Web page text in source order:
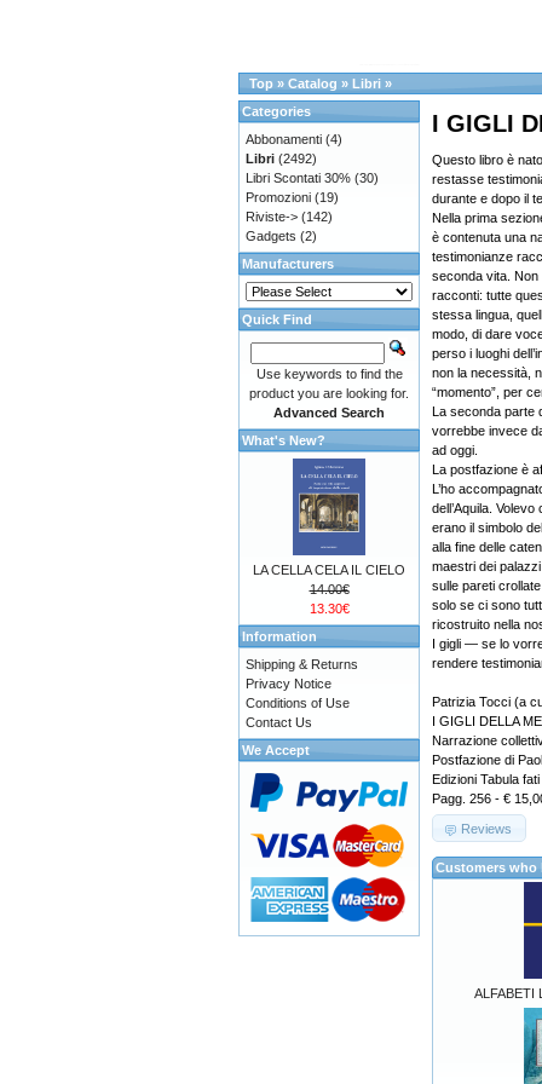
Top » Catalog » Libri »
I GIGLI
Questo libro è
restasse
durante e dopo il
Nella prima
è contenuta una
testimonianze
seconda vita. Non
racconti: tutte
stessa lingua,
modo, di dare
perso i luoghi
non la necessità,
“momento”, per
La seconda parte
vorrebbe invece
ad oggi.
La postfazione è
L’ho
dell’Aquila.
erano il simbolo
alla fine delle
maestri dei
sulle pareti
solo se ci sono
ricostruito nella
I gigli — se lo
rendere
Patrizia Tocci (a
I GIGLI DELLA
Narrazione
Postfazione di
Edizioni Tabula
Pagg. 256 - €
Reviews
Customers
ALFABETI
Categories
Abbonamenti (4)
Libri (2492)
Libri Scontati 30% (30)
Promozioni (19)
Riviste-> (142)
Gadgets (2)
Manufacturers
Quick Find
Use keywords to find the
product you are looking for.
Advanced Search
What's New?
LA CELLA CELA IL CIELO
14.00€
13.30€
Information
Shipping & Returns
Privacy Notice
Conditions of Use
Contact Us
We Accept